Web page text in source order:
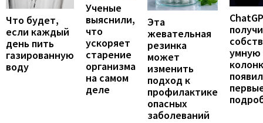
Что будет,
если каждый
день пить
газированную
воду
Ученые
выяснили,
что
ускоряет
старение
организма
на самом
деле
Эта
жевательная
резинка
может
изменить
подход к
профилактике
опасных
заболеваний
умную